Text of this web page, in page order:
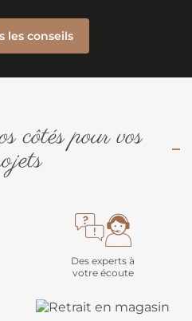
les conseils
côtés pour vos
Des experts à
votre écoute